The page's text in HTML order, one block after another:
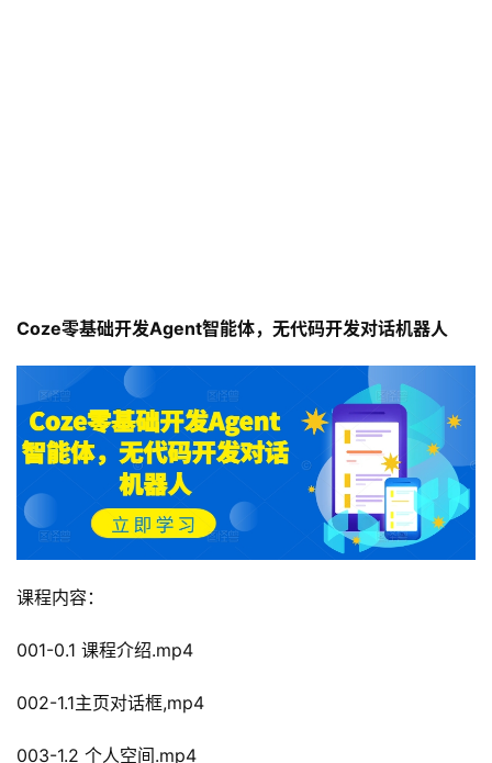
Coze零基础开发Agent智能体，无代码开发对话机器人
课程内容：
001-0.1 课程介绍.mp4
002-1.1主页对话框,mp4
003-1.2 个人空间.mp4